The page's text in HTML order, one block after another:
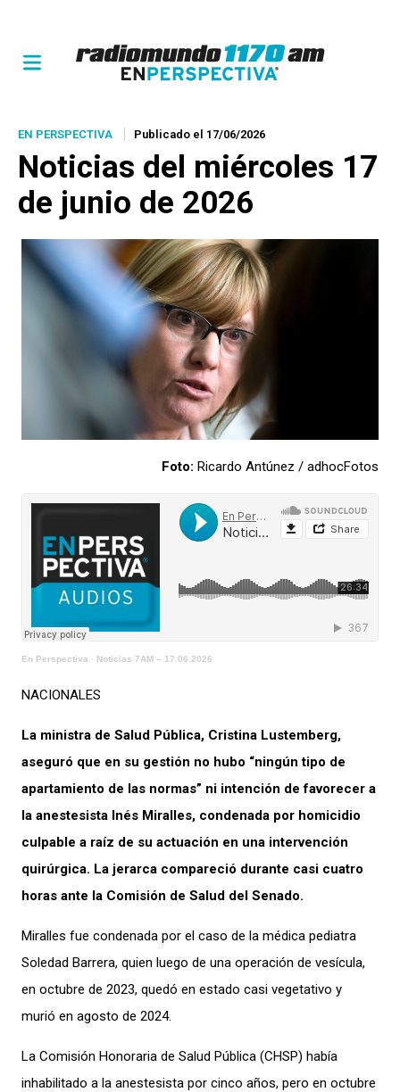
EN PERSPECTIVA Publicado el 17/06/2026
Noticias del miércoles 17
de junio de 2026
Foto: Ricardo Antúnez / adhocFotos
En Perspectiva · Noticias 7AM – 17.06.2026
NACIONALES
La ministra de Salud Pública, Cristina Lustemberg,
aseguró que en su gestión no hubo “ningún tipo de
apartamiento de las normas” ni intención de favorecer a
la anestesista Inés Miralles, condenada por homicidio
culpable a raíz de su actuación en una intervención
quirúrgica. La jerarca compareció durante casi cuatro
horas ante la Comisión de Salud del Senado.
Miralles fue condenada por el caso de la médica pediatra
Soledad Barrera, quien luego de una operación de vesícula,
en octubre de 2023, quedó en estado casi vegetativo y
murió en agosto de 2024.
La Comisión Honoraria de Salud Pública (CHSP) había
inhabilitado a la anestesista por cinco años, pero en octubre